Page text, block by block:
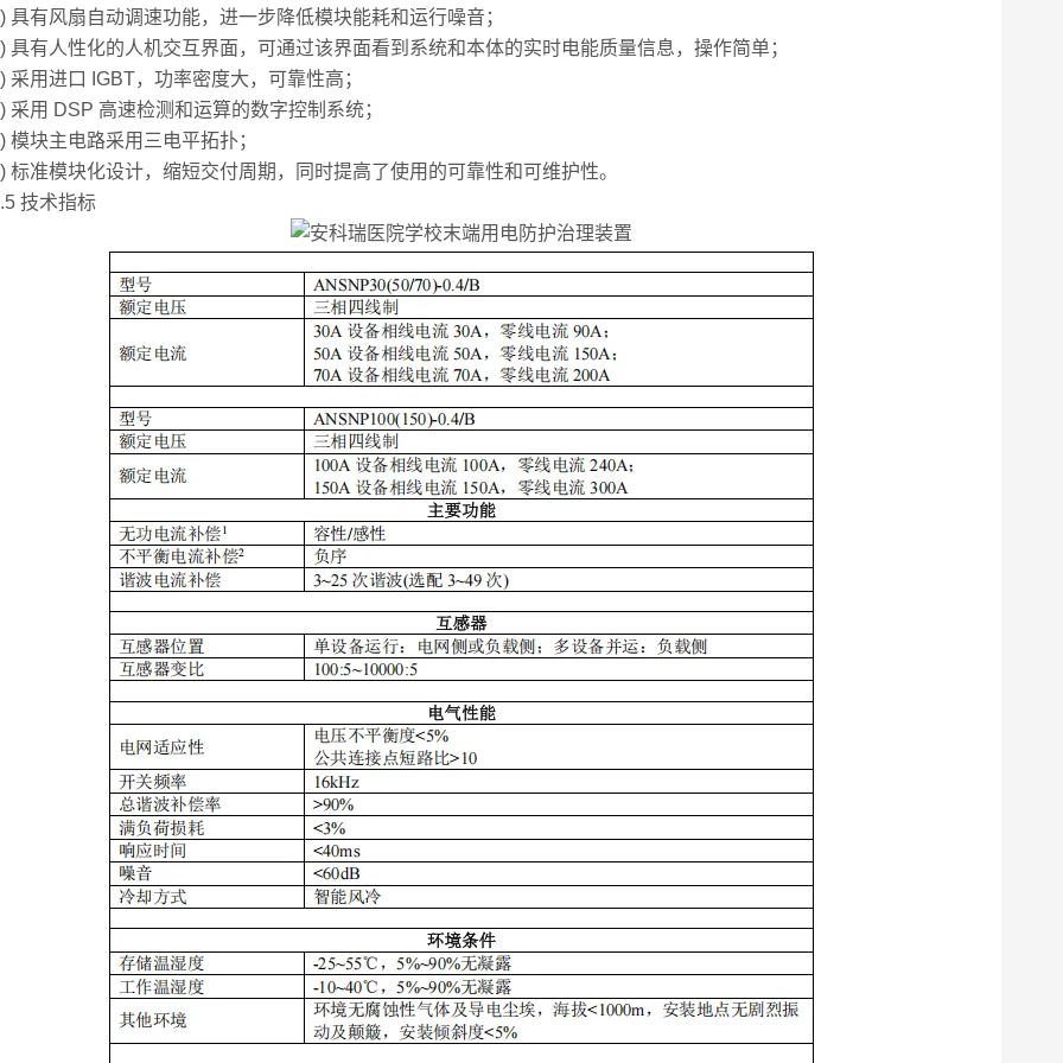
有风扇自动调速功能，进一步降低模块能耗和运行噪音；
人性化的人机交互界面，可通过该界面看到系统和本体的实时电能质量信息，操作简单；
用进口 IGBT，功率密度大，可靠性高；
用 DSP 高速检测和运算的数字控制系统；
块主电路采用三电平拓扑；
模块化设计，缩短交付周期，同时提高了使用的可靠性和可维护性。
术指标